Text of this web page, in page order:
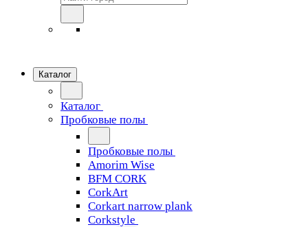
Каталог
Каталог
Пробковые полы
Пробковые полы
Amorim Wise
BFM CORK
CorkArt
Corkart narrow plank
Corkstyle